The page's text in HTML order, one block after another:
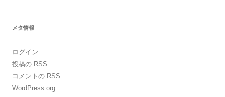
メタ情報
ログイン
投稿の RSS
コメントの RSS
WordPress.org